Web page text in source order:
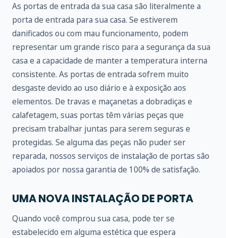
As portas de entrada da sua casa são literalmente a
porta de entrada para sua casa. Se estiverem
danificados ou com mau funcionamento, podem
representar um grande risco para a segurança da sua
casa e a capacidade de manter a temperatura interna
consistente. As portas de entrada sofrem muito
desgaste devido ao uso diário e à exposição aos
elementos. De travas e maçanetas a dobradiças e
calafetagem, suas portas têm várias peças que
precisam trabalhar juntas para serem seguras e
protegidas. Se alguma das peças não puder ser
reparada, nossos serviços de instalação de portas são
apoiados por nossa garantia de 100% de satisfação.
UMA NOVA INSTALAÇÃO DE PORTA
Quando você comprou sua casa, pode ter se
estabelecido em alguma estética que espera